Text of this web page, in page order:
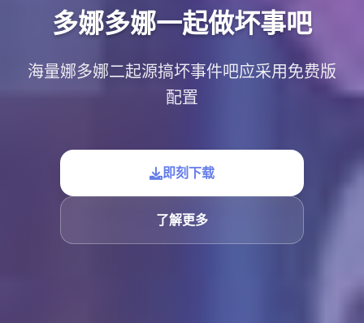
多娜多娜一起做坏事吧
海量娜多娜二起源搞坏事件吧应采用免费版
配置
即刻下载
了解更多